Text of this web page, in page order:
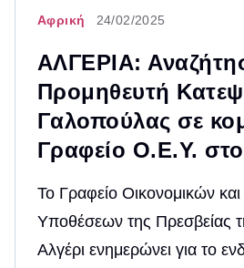
Αφρική 24/02/2025
ΑΛΓΕΡΙΑ:
Προμηθευτή
Γαλοπούλας σε
Γραφείο Ο.Ε.Υ. στο
Το Γραφείο Οικονομικών
Υποθέσεων της Πρεσβείας
Αλγέρι ενημερώνει για το